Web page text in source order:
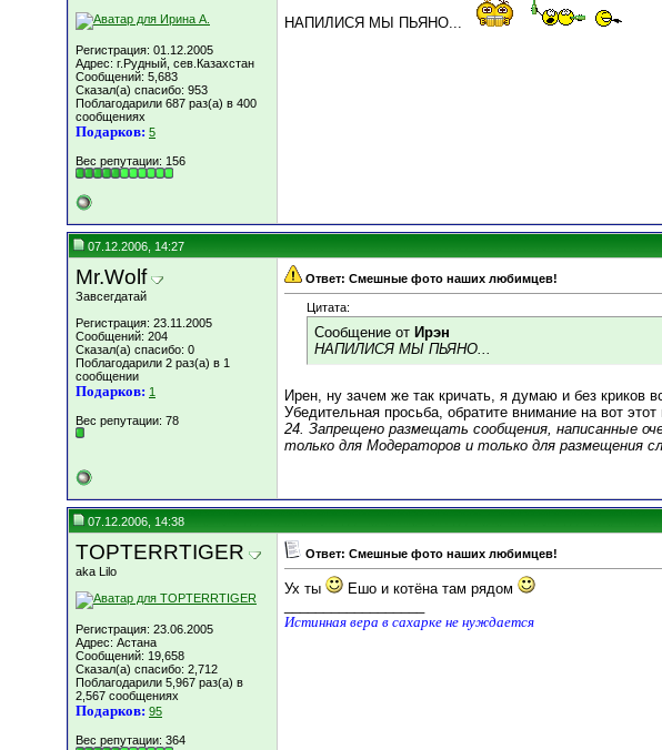
Регистрация: 01.12.2005
Адрес: г.Рудный, сев.Казахстан
Сообщений: 5,683
Сказал(а) спасибо: 953
Поблагодарили 687 раз(а) в 400
сообщениях
Подарков: 5
Вес репутации: 156
НАПИЛИСЯ МЫ ПЬЯНО...
07.12.2006, 14:27
Mr.Wolf
Завсегдатай
Регистрация: 23.11.2005
Сообщений: 204
Сказал(а) спасибо: 0
Поблагодарили 2 раз(а) в 1
сообщении
Подарков: 1
Вес репутации: 78
Ответ: Смешные фото наших любимцев!
Цитата:
Сообщение от Ирэн
НАПИЛИСЯ МЫ ПЬЯНО...
Ирен, ну зачем же так кричать, я думаю и без криков
Убедительная просьба, обратите внимание на вот этот
24. Запрещено размещать сообщения, написанные
только для Модераторов и только для размещения
07.12.2006, 14:38
TOPTERRTIGER
aka Lilo
Регистрация: 23.06.2005
Адрес: Астана
Сообщений: 19,658
Сказал(а) спасибо: 2,712
Поблагодарили 5,967 раз(а) в
2,567 сообщениях
Подарков: 95
Вес репутации: 364
Ответ: Смешные фото наших любимцев!
Ух ты
Ешо и котёна там рядом
Истинная вера в сахарке не нуждается